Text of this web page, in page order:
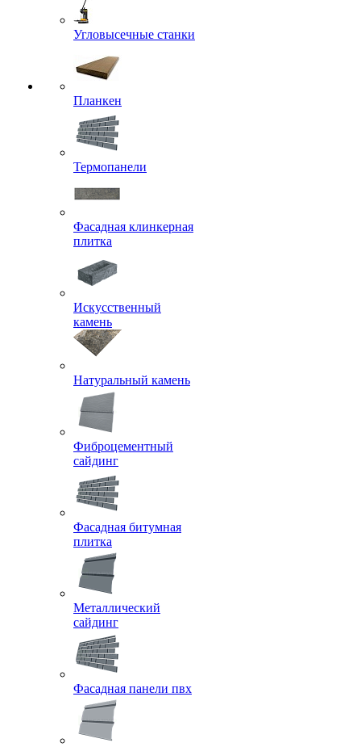
Угловысечные станки
Планкен
Термопанели
Фасадная клинкерная
плитка
Искусственный
камень
Натуральный камень
Фиброцементный
сайдинг
Фасадная битумная
плитка
Металлический
сайдинг
Фасадная панели пвх